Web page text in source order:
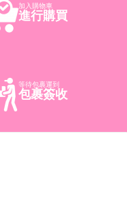
加入購物車
進行購買
等待包裹運到
包裹簽收